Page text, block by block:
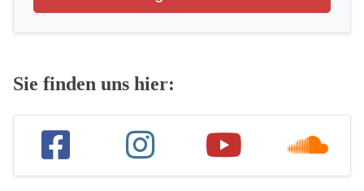
Sie finden uns hier: